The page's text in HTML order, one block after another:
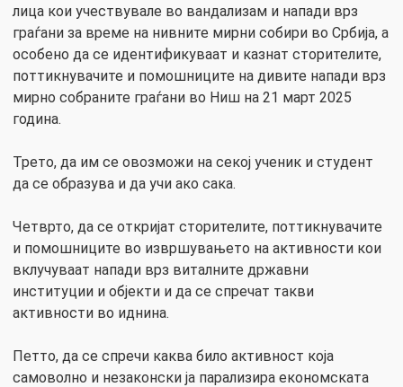
лица кои учествувале во вандализам и напади врз
граѓани за време на нивните мирни собири во Србија, а
особено да се идентификуваат и казнат сторителите,
поттикнувачите и помошниците на дивите напади врз
мирно собраните граѓани во Ниш на 21 март 2025
година.
Трето, да им се овозможи на секој ученик и студент
да се образува и да учи ако сака.
Четврто, да се откријат сторителите, поттикнувачите
и помошниците во извршувањето на активности кои
вклучуваат напади врз виталните државни
институции и објекти и да се спречат такви
активности во иднина.
Петто, да се спречи каква било активност која
самоволно и незаконски ја парализира економската